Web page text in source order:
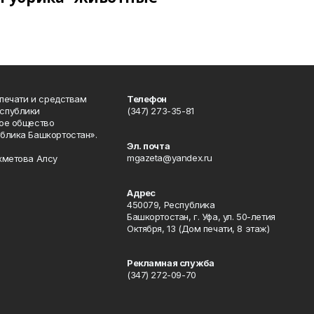
и средствам
общество
Башкортостан».
Алсу
Телефон
(347) 273-35-81
Эл. почта
mgazeta@yandex.ru
Адрес
450079, Республика
Башкортостан, г. Уфа, ул. 50-летия
Октября, 13 (Дом печати, 8 этаж)
Рекламная служба
(347) 272-09-70